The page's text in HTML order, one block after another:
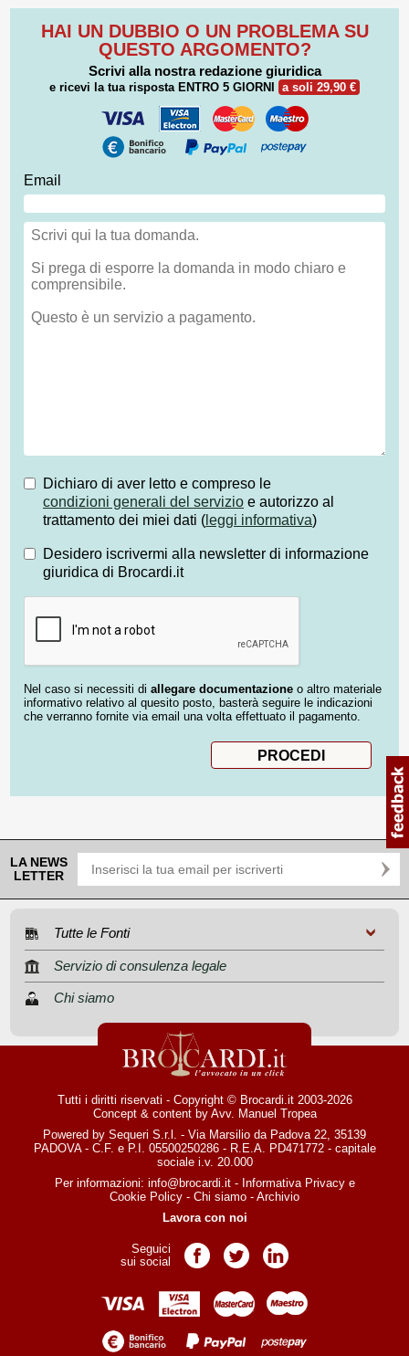
HAI UN DUBBIO O UN PROBLEMA SU
QUESTO ARGOMENTO?
Scrivi alla nostra redazione giuridica
e ricevi la tua risposta ENTRO 5 GIORNI a soli 29,90 €
Email
Dichiaro di aver letto e compreso le
condizioni generali del servizio e autorizzo al
trattamento dei miei dati ( leggi informativa)
Desidero iscrivermi alla newsletter di informazione
giuridica di Brocardi.it
Nel caso si necessiti di allegare documentazione o altro materiale
informativo relativo al quesito posto, basterà seguire le indicazioni
che verranno fornite via email una volta effettuato il pagamento.
LA NEWS
LETTER
Tutte le Fonti
Servizio di consulenza legale
Chi siamo
Tutti i diritti riservati - Copyright © Brocardi.it 2003-2026
Concept & content by Avv. Manuel Tropea
Powered by Sequeri S.r.l. - Via Marsilio da Padova 22, 35139
PADOVA - C.F. e P.I. 05500250286 - R.E.A. PD471772 - capitale
sociale i.v. 20.000
Per informazioni: info@brocardi.it- Informativa Privacye
Cookie Policy - Chi siamo - Archivio
Lavora con noi
Seguici
sui social
Pagina Facebook
Pagina TwitterPagina LinkedIn